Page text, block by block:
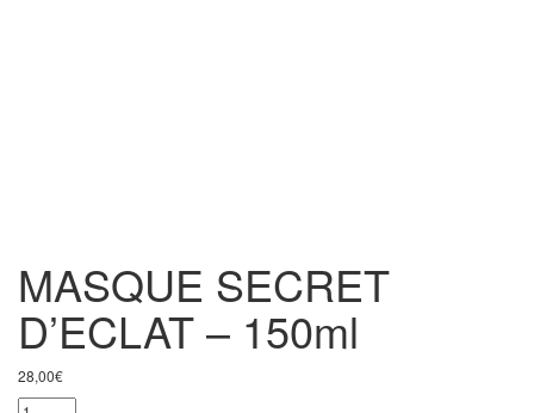
MASQUE SECRET
D’ECLAT – 150ml
28,00€